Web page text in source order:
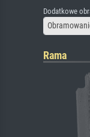
Dodatkowe
Rama